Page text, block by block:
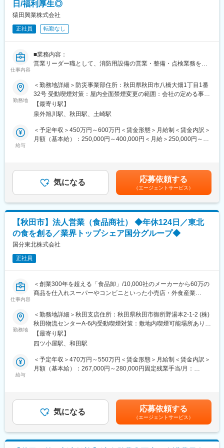
に製造業やプラントなどの現場で行われる「工程（プロセス）」
を自動化する技術では高い技術力を誇り、地域社会のインフラや
産業の発展に貢献しています。
た、事業拡大に伴い、新規の営業所も出店しており、営業所長や
エリアを管理する責任者などのポストがある為、早期のキャリア
アップが見込めます。 ※実際に入社4年前後で所長になった中途入
社の方もいらっしゃいます。
■会社情報：
当社は入院中に必要となるアメニティ(パジャマ・タオル・日用
品）をレンタルするアメニティサポートシステムを提供している
レンタルだけでなく、病院・介護施設内での申込の受付業務から
ご利用者への提供・回収・請求まで全て弊社で受け持っておりま
す。そのため医療・介護施設の業務負担の軽減もでき多くのメリ
ットがあります。拠点は北海道から九州まで展開し、毎年増収・
変更の範囲：会社の定める業務
日/福利厚生◎
猿田興業株式会社
正社員 転勤なし
仕事内容
■業務内容：
営業リーダー職として、消防用設備の営業・整備・点検業務を担
とともに、以下のような指導育成および組織マネジメントをお任
せします。
●営業計画の立案と指揮（メンバーを指揮し、目標達成につなげ
る）
●行動管理・案件管理（進捗管理やアドバイス）
●部下育成（メンバーの強みを伸ばし、弱みを克服するための育成
※入社後は消防設備士の資格を取得していただきます。（費用は会
社負担◎）
資格取得後は資格手当として、毎月の給与に付与されます。
当社は秋田市に本社を構え、消防防災設備の設計・施工・点検、
労働安全衛生関連商品の販売、製紙工場内の原料や製品物流、不
動産賃貸業、環境リサイクルを目的とした古紙や廃タイヤの中間
処理業、木製パレット製造販売、運送・車両整備業など幅広い事
業を展開しております。
事業の多角化を通じて、変化に強く安定した経営基盤を築いてお
り、地域社会や顧客からの信頼をより高め、社会を「守る・つく
る・支える」という理念のもと発展を続けております。
■組織構成：
いております。
■職場環境・人間関係について：
10代から60代までの幅広い社員層で、仕事以外の話含めて非常に
また上司や先輩社員に対しても、相談や意見を伝えやすいような
職場づくりを行っています。仕事に対してのアドバイスやフォロ
野球部、サッカー部が県内強豪チームとして活動中。社会人にな
ってもスポーツを続けていきたい方におすすめです。他にも同好
会として、ゴルフ同好会や駅伝同好会などを設け、社員の交流を
広げる場となっています。
勤務地
＜勤務地詳細＞防災事業部住所：秋田県秋田市八橋大畑1丁目1番
32号 受動喫煙対策：屋内全面禁煙変更の範囲：会社の定める事業
所【最寄り駅】
泉外旭川駅、秋田駅、土崎駅
給与
＜予定年収＞450万円～600万円＜賃金形態＞月給制＜賃金内訳＞
月額（基本給）：250,000円～400,000円＜月給＞250,000円～
する可能性があります。月給(月額)は固定手当を含めた表記です。
気になる 応募依頼する
（エージェントサービス）
【秋田市】法人営業（食品商社） ◆年休124日／東北
の食を創る／業界トップシェア国分グループ◆
国分東北株式会社
正社員
仕事内容
＜創業300年を超える「食品卸」/10,000社のメーカーから60万の
商品を仕入れスーパーやコンビニといった小売店・外食産業
■業務内容：
食品/酒類/チルド/冷凍食品の提案営業。販売先は食品スーパー/百
貨店/ドラッグストアなどの小売店で、既存顧客が中心。
商品提案だけでなく、店舗の棚割り提案や売場支援のサポート等
も行います。
★食品流通に関する幅広い提案が可能。アイデアを活かすことが
それぞれの営業がお客様を担当し、一人一人裁量を持って業務を
行っています。入社後は、先輩社員のサポートのもと着実に業務
■6か月～1年：業務に慣れてきたら、先輩社員からお客様を引き
勤務地
＜勤務地詳細＞秋田支店住所：秋田県秋田市御所野湯本2-1-2 (株)
秋田物流センターA-6内受動喫煙対策：敷地内喫煙可能場所あり変
更の範囲：会社の定める事業所
【最寄り駅】
四ツ小屋駅、和田駅
給与
＜予定年収＞470万円～550万円＜賃金形態＞月給制＜賃金内訳＞
月額（基本給）：267,000円～280,000円固定残業手当/月：
あり：年3回（6月、12月、3月）賃金はあくまでも目安の金額で
あり、選考を通じて上下する可能性があります。月給(月額)は固定
手当を含めた表記です。
気になる 応募依頼する
（エージェントサービス）